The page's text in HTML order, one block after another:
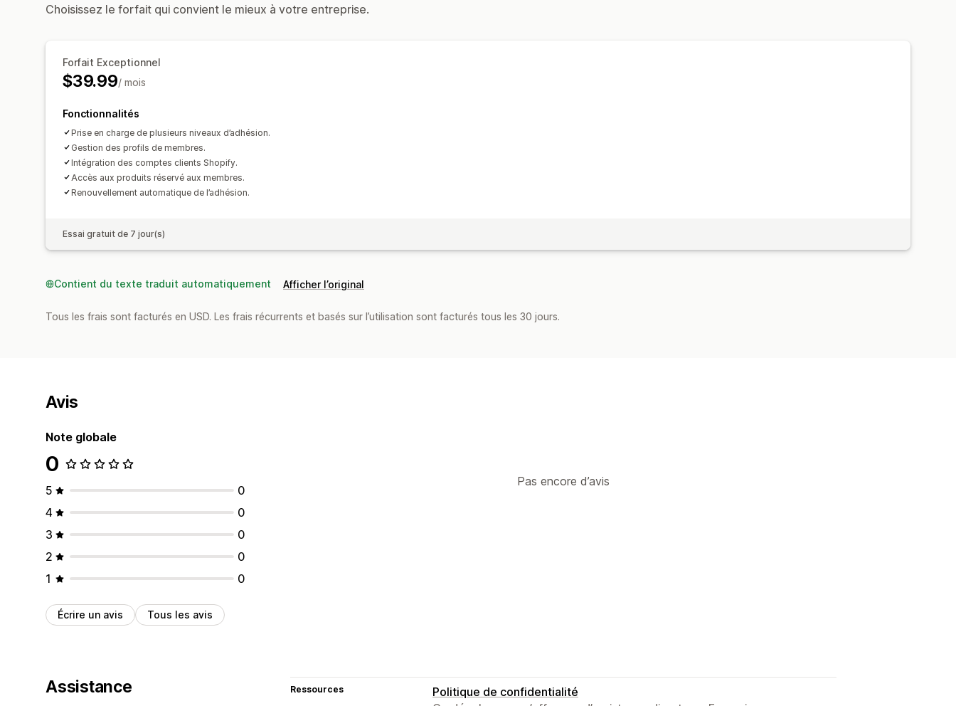
Choisissez le forfait qui convient le mieux à votre entreprise.
Forfait Exceptionnel
$39.99/ mois
Fonctionnalités
Prise en charge de plusieurs niveaux d’adhésion.
Gestion des profils de membres.
Intégration des comptes clients Shopify.
Accès aux produits réservé aux membres.
Renouvellement automatique de l’adhésion.
Essai gratuit de 7 jour(s)
Contient du texte traduit automatiquement Afficher l’original
Tous les frais sont facturés en USD. Les frais récurrents et basés sur l’utilisation sont facturés tous les 30 jours.
Avis
Note globale
0
5
0
4
0
3
0
2
0
1
0
Écrire un avis Tous les avis
Pas encore d’avis
Assistance Ressources
Politique de confidentialité